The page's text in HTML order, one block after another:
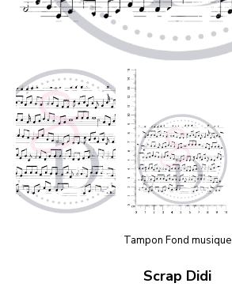
Tampon Fond musique
Scrap Didi